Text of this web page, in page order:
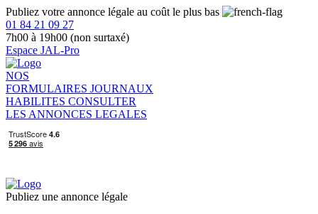
Publiez votre annonce légale au coût le plus bas
01 84 21 09 27
7h00 à 19h00 (non surtaxé)
Espace JAL-Pro
NOS
FORMULAIRES JOURNAUX
HABILITES CONSULTER
LES ANNONCES LEGALES
Publiez une annonce légale